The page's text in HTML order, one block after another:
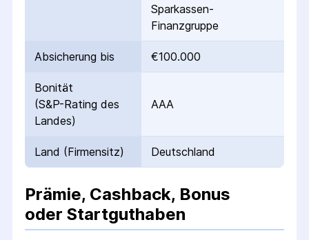
Sparkassen-
Finanzgruppe
Absicherung bis €100.000
Bonität
(S&P-Rating des
Landes)
AAA
Land (Firmensitz) Deutschland
Prämie, Cashback, Bonus
oder Startguthaben